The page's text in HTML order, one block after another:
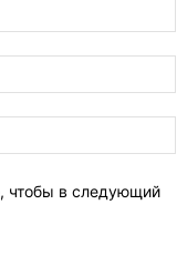
чтобы в следующий